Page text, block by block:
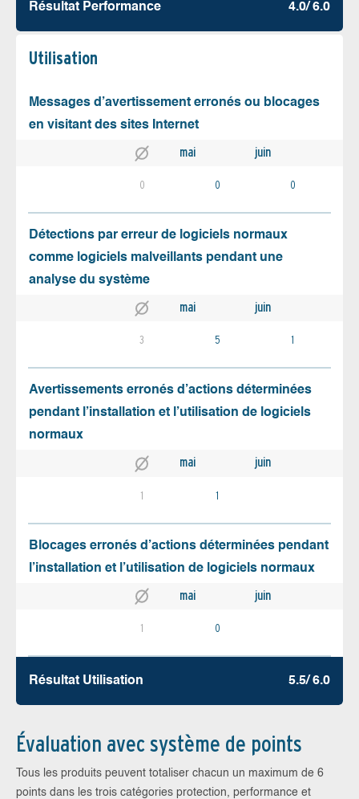
Résultat Performance 4.0/ 6.0
Utilisation
Messages d’avertissement erronés ou blocages
en visitant des sites Internet
mai juin
0 0 0
Détections par erreur de logiciels normaux
comme logiciels malveillants pendant une
analyse du système
mai juin
3 5 1
Avertissements erronés d’actions déterminées
pendant l’installation et l’utilisation de logiciels
normaux
mai juin
1 1
Blocages erronés d’actions déterminées pendant
l’installation et l’utilisation de logiciels normaux
mai juin
1 0
Résultat Utilisation 5.5/ 6.0
Évaluation avec système de points
Tous les produits peuvent totaliser chacun un maximum de 6
points dans les trois catégories protection, performance et